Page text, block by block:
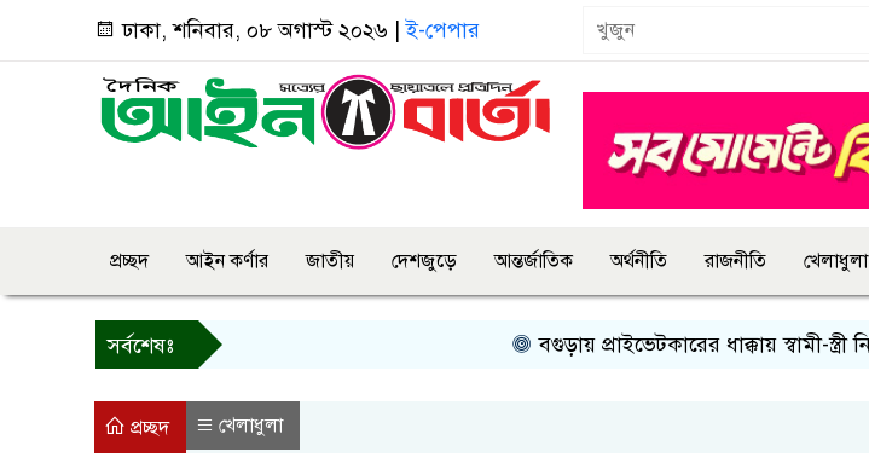
ঢাকা, শনিবার, ০৮ অগাস্ট ২০২৬ |ই-পেপার
প্রচ্ছদ আইন কর্ণার জাতীয় দেশজুড়ে আন্তর্জাতিক অর্থনীতি রাজনীতি খেলাধুলা
সর্বশেষঃ বগুড়ায় প্রাইভেটকারের ধাক্কায় স্বামী-স্ত্রী নিহত
প্রচ্ছদ খেলাধুলা